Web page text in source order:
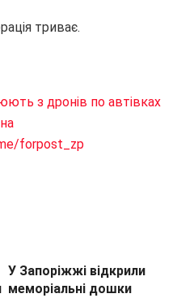
триває.
з дронів по автівках
forpost_zp
У Запоріжжі відкрили
меморіальні дошки